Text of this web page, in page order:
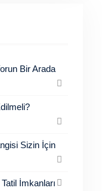
Bir Arada
Sizin İçin
İmkanları